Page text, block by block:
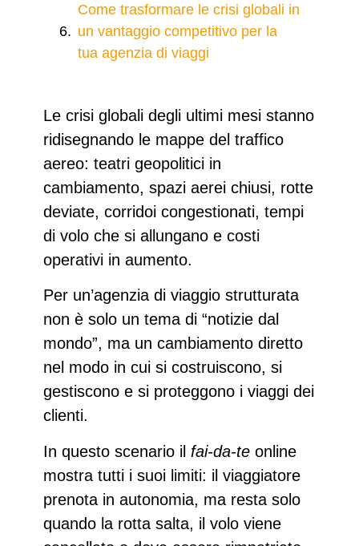
Come trasformare le crisi globali in
un vantaggio competitivo per la
tua agenzia di viaggi
Le crisi globali degli ultimi mesi stanno
ridisegnando le mappe del traffico
aereo: teatri geopolitici in
cambiamento, spazi aerei chiusi, rotte
deviate, corridoi congestionati, tempi
di volo che si allungano e costi
operativi in aumento.
Per un’agenzia di viaggio strutturata
non è solo un tema di “notizie dal
mondo”, ma un cambiamento diretto
nel modo in cui si costruiscono, si
gestiscono e si proteggono i viaggi dei
clienti.​
In questo scenario il fai‑da‑te online
mostra tutti i suoi limiti: il viaggiatore
prenota in autonomia, ma resta solo
quando la rotta salta, il volo viene